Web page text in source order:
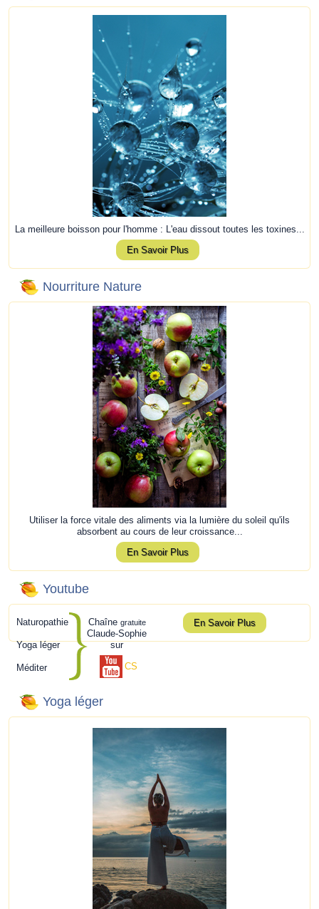
La meilleure boisson pour l'homme : L'eau dissout toutes les toxines...
En Savoir Plus
Nourriture Nature
Utiliser la force vitale des aliments via la lumière du soleil qu'ils
absorbent au cours de leur croissance...
En Savoir Plus
Youtube
Naturopathie
Yoga léger
Méditer
Chaîne gratuite
Claude-Sophie
sur
CS
En Savoir Plus
Yoga léger